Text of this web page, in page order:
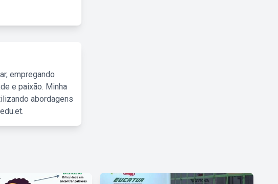
empregando
e paixão. Minha
abordagens